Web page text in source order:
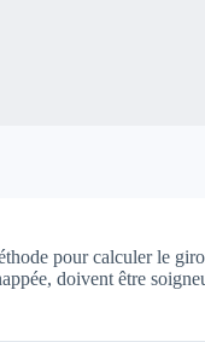
pour calculer le
doivent être